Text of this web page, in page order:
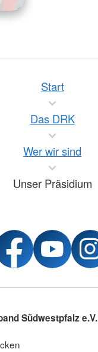
Start
Das DRK
Wer wir sind
Unser Präsidium
Südwestpfalz e.V.